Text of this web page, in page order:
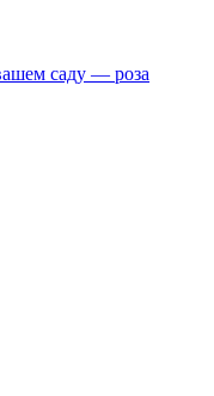
саду — роза